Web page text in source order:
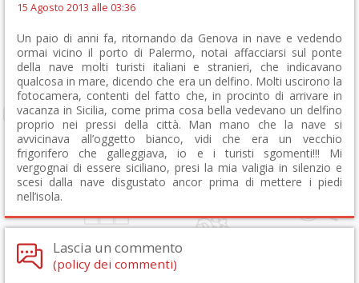
15 Agosto 2013 alle 03:36
Un paio di anni fa, ritornando da Genova in nave e vedendo
ormai vicino il porto di Palermo, notai affacciarsi sul ponte
della nave molti turisti italiani e stranieri, che indicavano
qualcosa in mare, dicendo che era un delfino. Molti uscirono la
fotocamera, contenti del fatto che, in procinto di arrivare in
vacanza in Sicilia, come prima cosa bella vedevano un delfino
proprio nei pressi della città. Man mano che la nave si
avvicinava all’oggetto bianco, vidi che era un vecchio
frigorifero che galleggiava, io e i turisti sgomenti!!! Mi
vergognai di essere siciliano, presi la mia valigia in silenzio e
scesi dalla nave disgustato ancor prima di mettere i piedi
nell’isola.
Lascia un commento
(policy dei commenti)